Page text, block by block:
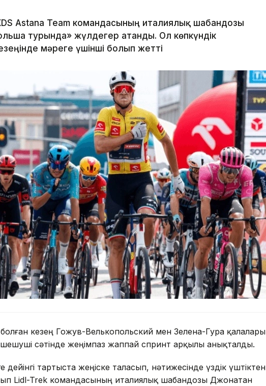
Astana Team командасының италиялық шабандозы
турында» жүлдегер атанды. Ол көпкүндік
мәреге үшінші болып жетті
кезең Гожув-Велькопольский мен Зелена-Гура қалалары
сәтінде жеңімпаз жаппай спринт арқылы анықталды.
тартыста жеңіске таласып, нәтижесінде үздік үштіктен
Lidl-Trek командасының италиялық шабандозы Джонатан